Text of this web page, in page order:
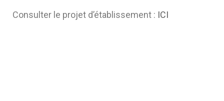
Consulter le projet d’établissement : ICI